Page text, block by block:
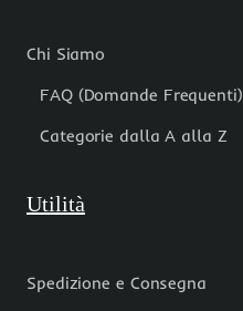
Chi Siamo
FAQ (Domande Frequenti)
Categorie dalla A alla Z
Utilità
Spedizione e Consegna